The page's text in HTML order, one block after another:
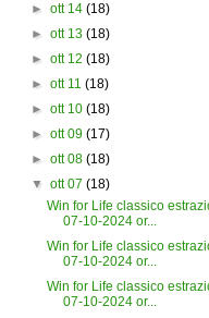
► ott 14 (18)
► ott 13 (18)
► ott 12 (18)
► ott 11 (18)
► ott 10 (18)
► ott 09 (17)
► ott 08 (18)
▼ ott 07 (18)
Win for Life classico
07-10-2024 or...
Win for Life classico
07-10-2024 or...
Win for Life classico
07-10-2024 or...